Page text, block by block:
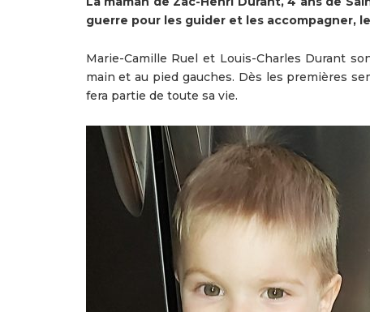
guerre pour les guider et les accompagner,
Marie-Camille Ruel et Louis-Charles Durant
main et au pied gauches. Dès les premières
fera partie de toute sa vie.